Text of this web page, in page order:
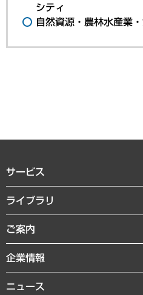
シティ
自然資源・農林水産業
サービス
経営戦略
組織・人事戦略
デジタルイノベーション
共生・ダイバーシティ
ライブラリ
経済調査
レポート
コラム
ご案内
セミナー・イベント情報
MUFGビジネスセミナー
受託案件情報
企業情報
私たちの想い
ニュース